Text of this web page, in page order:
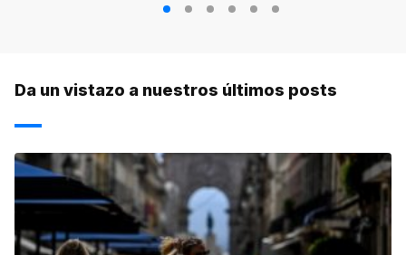
3 4 5 6
Da un vistazo a nuestros últimos posts